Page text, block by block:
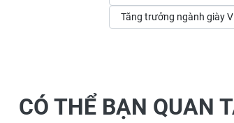
Tăng trưởng ngành giày
CÓ THỂ BẠN QUAN